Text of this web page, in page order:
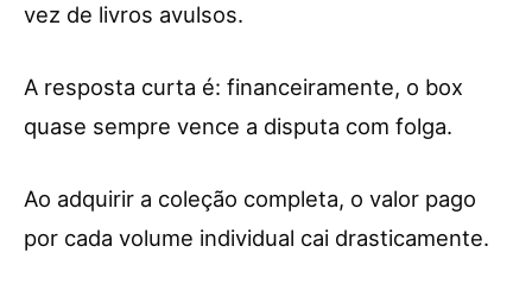
vez de livros avulsos.
A resposta curta é: financeiramente, o box
quase sempre vence a disputa com folga.
Ao adquirir a coleção completa, o valor pago
por cada volume individual cai drasticamente.